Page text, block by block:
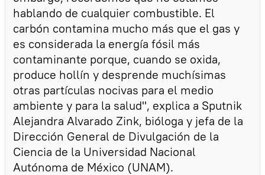
hablando de cualquier combustible. El
carbón contamina mucho más que el gas y
es considerada la energía fósil más
contaminante porque, cuando se oxida,
produce hollín y desprende muchísimas
otras partículas nocivas para el medio
ambiente y para la salud", explica a Sputnik
Alejandra Alvarado Zink, bióloga y jefa de la
Dirección General de Divulgación de la
Ciencia de la Universidad Nacional
Autónoma de México (UNAM).